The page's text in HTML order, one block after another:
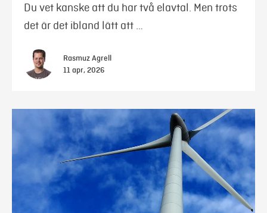
Du vet kanske att du har två elavtal. Men trots
det är det ibland lätt att …
Rasmuz Agrell
11 apr, 2026